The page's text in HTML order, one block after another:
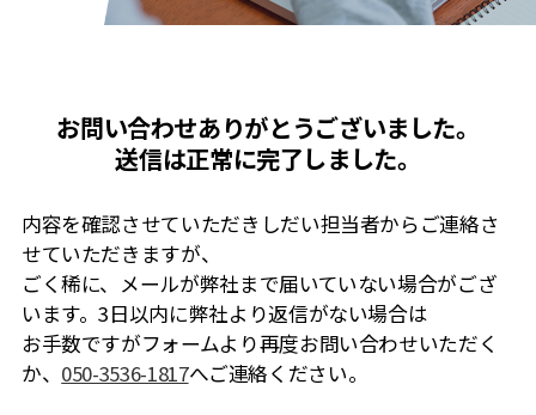
お問い合わせありがとうございました。
送信は正常に完了しました。
内容を確認させていただきしだい担当者からご連絡さ
せていただきますが、
ごく稀に、メールが弊社まで届いていない場合がござ
います。3⽇以内に弊社より返信がない場合は
お⼿数ですがフォームより再度お問い合わせいただく
か、 050-3536-1817へご連絡ください。